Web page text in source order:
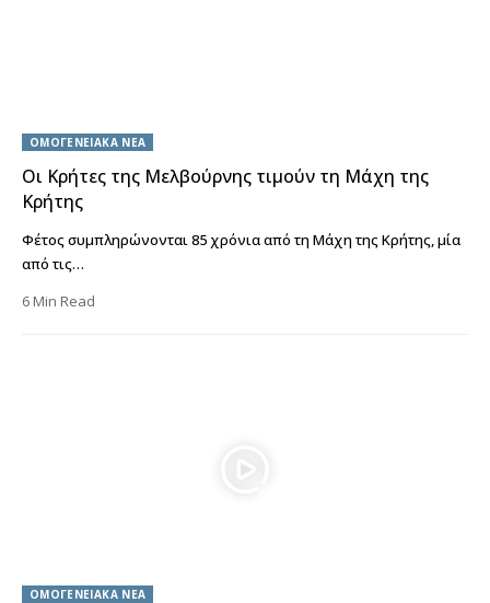
ΟΜΟΓΕΝΕΙΑΚΑ ΝΕΑ
Οι Κρήτες της Μελβούρνης τιμούν τη Μάχη της
Κρήτης
Φέτος συμπληρώνονται 85 χρόνια από τη Μάχη της Κρήτης, μία
από τις…
6 Min Read
ΟΜΟΓΕΝΕΙΑΚΑ ΝΕΑ